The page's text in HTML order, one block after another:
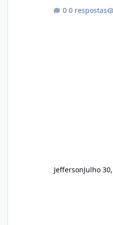
operação. Se
0 respostas
JeffersonJulho